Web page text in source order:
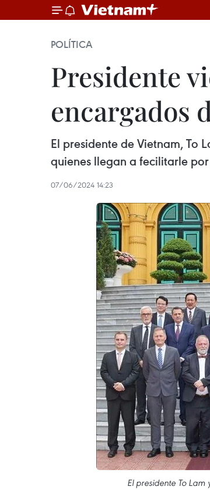
POLÍTICA
Presidente
encargados
El presidente de Vietnam, To
quienes llegan a fecilitarle
07/06/2024 14:23
El presidente To